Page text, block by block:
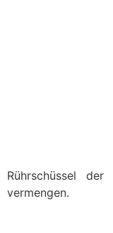
Rührschüssel
vermengen.